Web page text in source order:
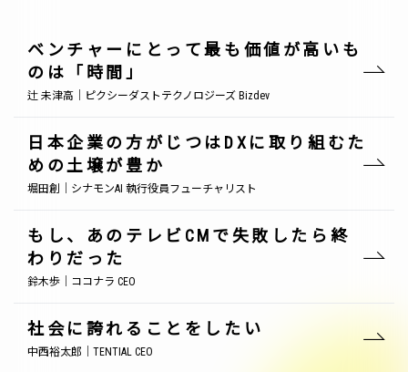
ベンチャーにとって最も価値が高いも
のは「時間」
辻 未津高｜ピクシーダストテクノロジーズ Bizdev
日本企業の方がじつはDXに取り組むた
めの土壌が豊か
堀田創｜シナモンAI 執行役員フューチャリスト
もし、あのテレビCMで失敗したら終
わりだった
鈴木歩｜ココナラ CEO
社会に誇れることをしたい
中西裕太郎｜TENTIAL CEO